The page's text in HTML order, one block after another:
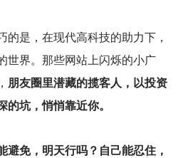
的是，在现代高科技的助力下，
世界。那些网站上闪烁的小广
朋友圈里潜藏的揽客人，以投资
坑，悄悄靠近你。
避免，明天行吗？自己能忍住，